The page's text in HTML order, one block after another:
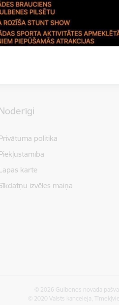
politika
karte
izvēles maiņa
© 2026 Gulbenes novada
© 2020 Valsts kanceleja,